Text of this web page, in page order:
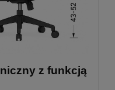
z funkcją